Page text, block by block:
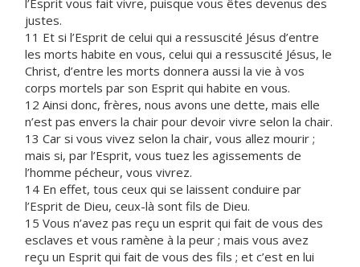
l’Esprit vous fait vivre, puisque vous êtes devenus des
justes.
11 Et si l’Esprit de celui qui a ressuscité Jésus d’entre
les morts habite en vous, celui qui a ressuscité Jésus, le
Christ, d’entre les morts donnera aussi la vie à vos
corps mortels par son Esprit qui habite en vous.
12 Ainsi donc, frères, nous avons une dette, mais elle
n’est pas envers la chair pour devoir vivre selon la chair.
13 Car si vous vivez selon la chair, vous allez mourir ;
mais si, par l’Esprit, vous tuez les agissements de
l’homme pécheur, vous vivrez.
14 En effet, tous ceux qui se laissent conduire par
l’Esprit de Dieu, ceux-là sont fils de Dieu.
15 Vous n’avez pas reçu un esprit qui fait de vous des
esclaves et vous ramène à la peur ; mais vous avez
reçu un Esprit qui fait de vous des fils ; et c’est en lui